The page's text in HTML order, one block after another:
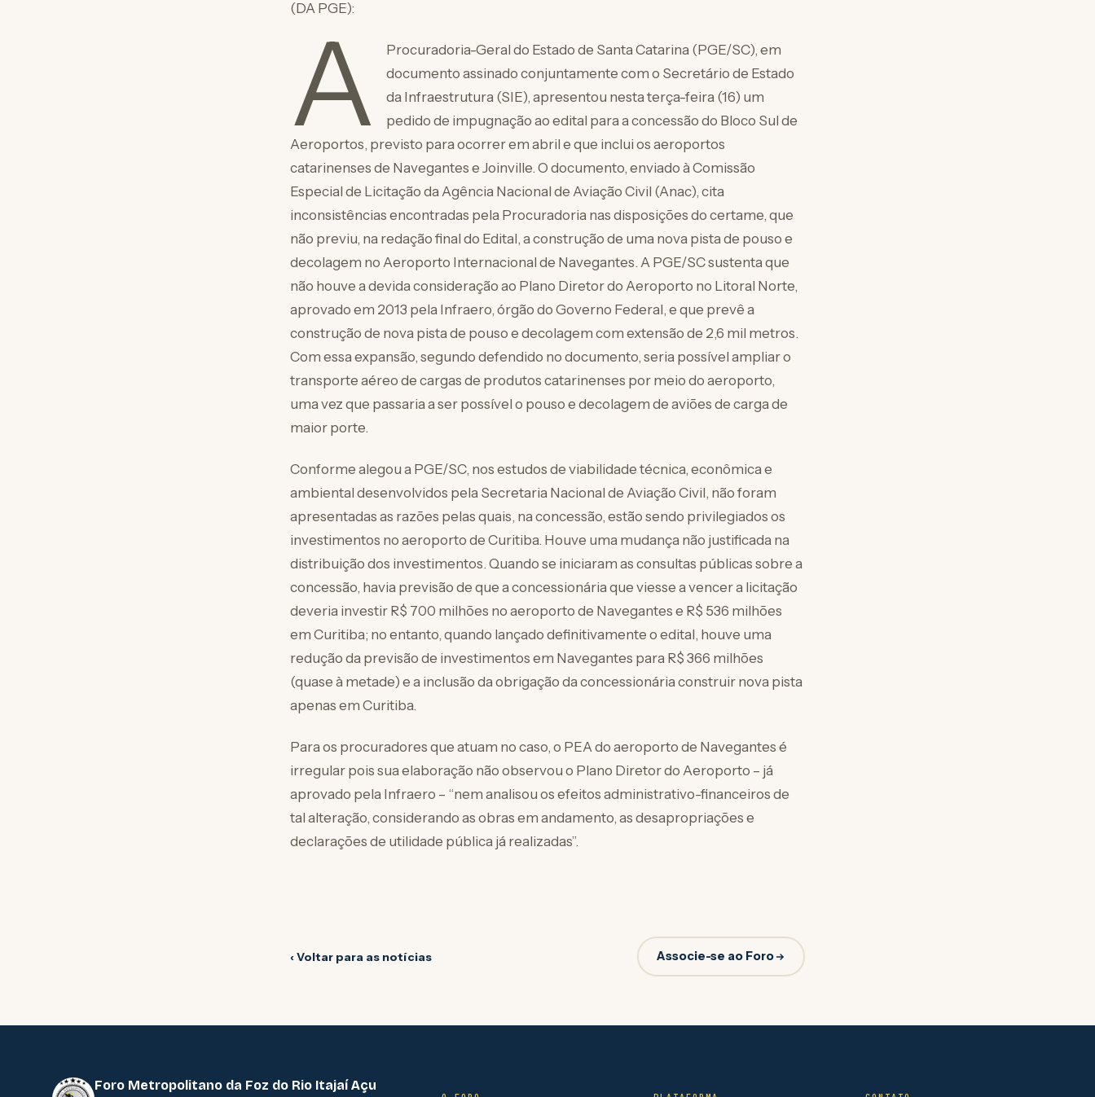
(DA PGE):
A
Procuradoria-Geral do Estado de Santa Catarina (PGE/SC), em
documento assinado conjuntamente com o Secretário de Estado
da Infraestrutura (SIE), apresentou nesta terça-feira (16) um
pedido de impugnação ao edital para a concessão do Bloco Sul de
Aeroportos, previsto para ocorrer em abril e que inclui os aeroportos
catarinenses de Navegantes e Joinville. O documento, enviado à Comissão
Especial de Licitação da Agência Nacional de Aviação Civil (Anac), cita
inconsistências encontradas pela Procuradoria nas disposições do certame, que
não previu, na redação final do Edital, a construção de uma nova pista de pouso e
decolagem no Aeroporto Internacional de Navegantes. A PGE/SC sustenta que
não houve a devida consideração ao Plano Diretor do Aeroporto no Litoral Norte,
aprovado em 2013 pela Infraero, órgão do Governo Federal, e que prevê a
construção de nova pista de pouso e decolagem com extensão de 2,6 mil metros.
Com essa expansão, segundo defendido no documento, seria possível ampliar o
transporte aéreo de cargas de produtos catarinenses por meio do aeroporto,
uma vez que passaria a ser possível o pouso e decolagem de aviões de carga de
maior porte.
Conforme alegou a PGE/SC, nos estudos de viabilidade técnica, econômica e
ambiental desenvolvidos pela Secretaria Nacional de Aviação Civil, não foram
apresentadas as razões pelas quais, na concessão, estão sendo privilegiados os
investimentos no aeroporto de Curitiba. Houve uma mudança não justificada na
distribuição dos investimentos. Quando se iniciaram as consultas públicas sobre a
concessão, havia previsão de que a concessionária que viesse a vencer a licitação
deveria investir R$ 700 milhões no aeroporto de Navegantes e R$ 536 milhões
em Curitiba; no entanto, quando lançado definitivamente o edital, houve uma
redução da previsão de investimentos em Navegantes para R$ 366 milhões
(quase à metade) e a inclusão da obrigação da concessionária construir nova pista
apenas em Curitiba.
Para os procuradores que atuam no caso, o PEA do aeroporto de Navegantes é
irregular pois sua elaboração não observou o Plano Diretor do Aeroporto – já
aprovado pela Infraero – “nem analisou os efeitos administrativo-financeiros de
tal alteração, considerando as obras em andamento, as desapropriações e
declarações de utilidade pública já realizadas”.
‹ Voltar para as notícias Associe-se ao Foro
Foro Metropolitano da Foz do Rio Itajaí Açu